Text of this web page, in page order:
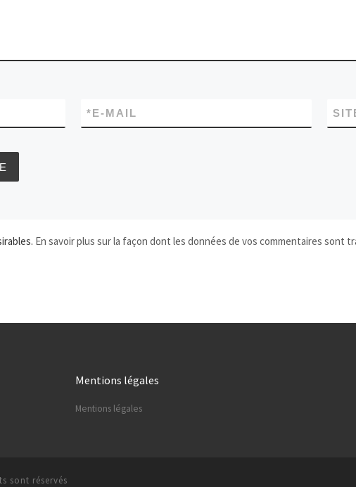
E-MAIL
*
En savoir plus sur la façon dont les données de vos commentaires sont
Mentions légales
Mentions légales
sont réservés